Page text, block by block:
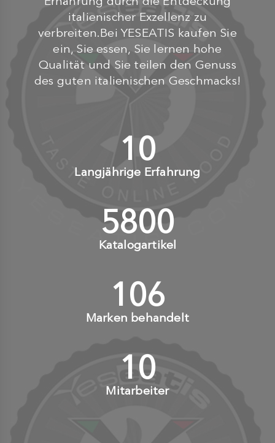
italienischer Exzellenz zu
verbreiten.Bei YESEATIS kaufen Sie
ein, Sie essen, Sie lernen hohe
Qualität und Sie teilen den Genuss
des guten italienischen Geschmacks!
10+
Langjährige Erfahrung
6000+
Katalogartikel
110+
Marken behandelt
10+
Mitarbeiter